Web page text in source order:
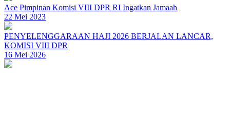
Ace Pimpinan Komisi VIII DPR RI Ingatkan Jamaah
22 Mei 2023
PENYELENGGARAAN HAJI 2026 BERJALAN LANCAR,
KOMISI VIII DPR
16 Mei 2026